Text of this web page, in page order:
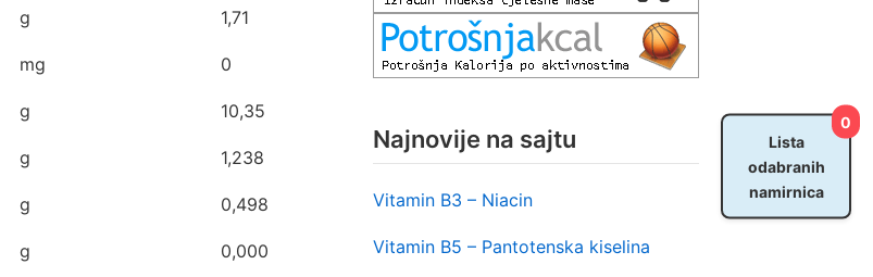
g 1,71
mg 0
g 10,35
g 1,238
g 0,498
g 0,000
Najnovije na sajtu
Vitamin B3 – Niacin
Vitamin B5 – Pantotenska kiselina
0
Lista
odabranih
namirnica